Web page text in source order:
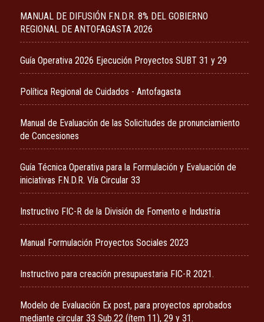
MANUAL DE DIFUSIÓN F.N.D.R. 8% DEL GOBIERNO
REGIONAL DE ANTOFAGASTA 2026
Guía Operativa 2026 Ejecución Proyectos SUBT 31 y 29
Política Regional de Cuidados - Antofagasta
Manual de Evaluación de las Solicitudes de pronunciamiento
de Concesiones
Guía Técnica Operativa para la Formulación y Evaluación de
iniciativas F.N.D.R. Vía Circular 33
Instructivo FIC-R de la División de Fomento e Industria
Manual Formulación Proyectos Sociales 2023
Instructivo para creación presupuestaria FIC-R 2021.
Modelo de Evaluación Ex post, para proyectos aprobados
mediante circular 33 Sub.22 (ítem 11), 29 y 31.